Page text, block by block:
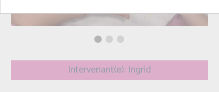
Intervenant(e): Ingrid